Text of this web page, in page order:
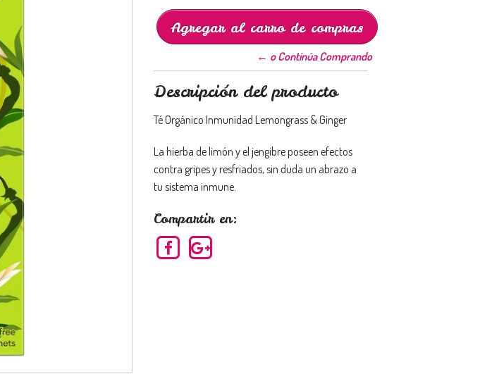
← o Continúa Comprando
Descripción del producto
Té Orgánico Inmunidad Lemongrass & Ginger
La hierba de limón y el jengibre poseen efectos
contra gripes y resfriados, sin duda un abrazo a
tu sistema inmune.
Compartir en: